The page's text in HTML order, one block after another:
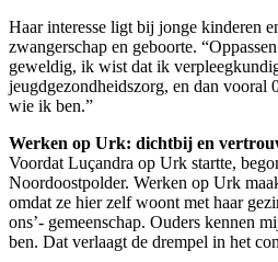
Haar interesse ligt bij jonge kinderen
zwangerschap en geboorte.
geweldig, ik wist dat ik
jeugdgezondheidszorg, en dan vooral
wie ik ben.”
Werken op Urk: dichtbij en
Voordat Luçandra op Urk startte,
Noordoostpolder. Werken op Urk
omdat ze hier zelf woont met haar
ons’- gemeenschap. Ouders kennen
ben. Dat verlaagt de drempel in het